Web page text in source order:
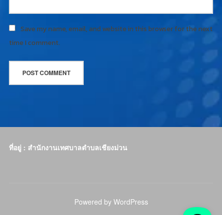
Save my name, email, and website in this browser for the next
time I comment.
ที่อยู่ : สำนักงานเทศบาลตำบลเชียงม่วน
Powered by WordPress